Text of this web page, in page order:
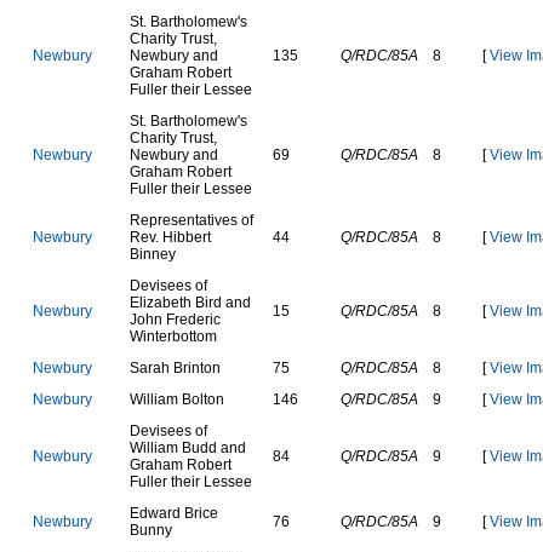
Newbury
St. Bartho omew's
Charity Trust,
Newbury and
Graham Robert
Fu er their Lessee
135 Q/RDC/85A 8 [View
Newbury
St. Bartho omew's
Charity Trust,
Newbury and
Graham Robert
Fu er their Lessee
69 Q/RDC/85A 8 [View
Newbury
Representatives of
Rev. Hibbert
Binney
44 Q/RDC/85A 8 [View
Newbury
Devisees of
E izabeth Bird and
John Frederic
Winterbottom
15 Q/RDC/85A 8 [View
Newbury Sarah Brinton 75 Q/RDC/85A 8 [View
Newbury Wi iam Bo ton 146 Q/RDC/85A 9 [View
Newbury
Devisees of
Wi iam Budd and
Graham Robert
Fu er their Lessee
84 Q/RDC/85A 9 [View
Newbury Edward Brice
Bunny 76 Q/RDC/85A 9 [View